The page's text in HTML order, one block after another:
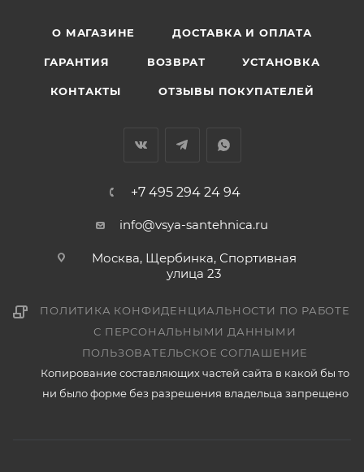
О МАГАЗИНЕ ДОСТАВКА И ОПЛАТА
ГАРАНТИЯ ВОЗВРАТ УСТАНОВКА
КОНТАКТЫ ОТЗЫВЫ ПОКУПАТЕЛЕЙ
+7 495 294 24 94
info@vsya-santehnica.ru
Москва, Щербинка, Спортивная
улица 23
ПОЛИТИКА КОНФИДЕНЦИАЛЬНОСТИ ПО РАБОТЕ
С ПЕРСОНАЛЬНЫМИ ДАННЫМИ
ПОЛЬЗОВАТЕЛЬСКОЕ СОГЛАШЕНИЕ
Копирование составляющих частей сайта в какой бы то
ни было форме без разрешения владельца запрещено